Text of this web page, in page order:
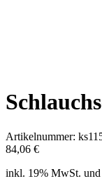
Artikelnummer:
84,06 €
inkl. 19% MwSt. und